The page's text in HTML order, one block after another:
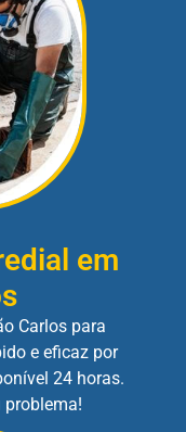
em
Carlos para
e eficaz por
24 horas.
problema!